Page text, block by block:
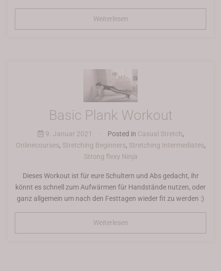
Weiterlesen
Basic Plank Workout
9. Januar 2021 Posted in Casual Stretch,
Onlinecourses, Stretching Beginners, Stretching Intermediates,
Strong flexy Ninja
Dieses Workout ist für eure Schultern und Abs gedacht, ihr
könnt es schnell zum Aufwärmen für Handstände nutzen, oder
ganz allgemein um nach den Festtagen wieder fit zu werden :)
Weiterlesen